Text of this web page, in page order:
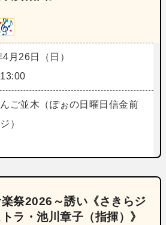
月26日（日）
んご並木（ぽぉの日曜日信金前
）
祭2026～誘い《さきらジ
ラ・池川章子（指揮）》